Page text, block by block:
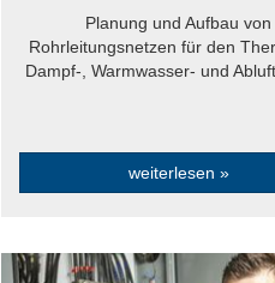
Planung und Aufbau von
Rohrleitungsnetzen für den
Dampf-, Warmwasser- und
weiterlesen »